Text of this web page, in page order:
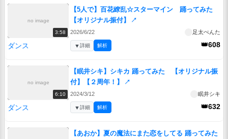
no image
3:58
【5人で】百花繚乱☆スターマイン 踊ってみた
【オリジナル振付】
↗
2026/6/22 足太ぺんた
ダンス 👑608
▼詳細 解析
no image
6:10
【眠井シキ】シキカ 踊ってみた 【オリジナル振
付】【２周年！】
↗
2024/3/12 眠井シキ
ダンス 👑632
▼詳細 解析
【あおか】夏の魔法にまた恋をしてる 踊ってみた